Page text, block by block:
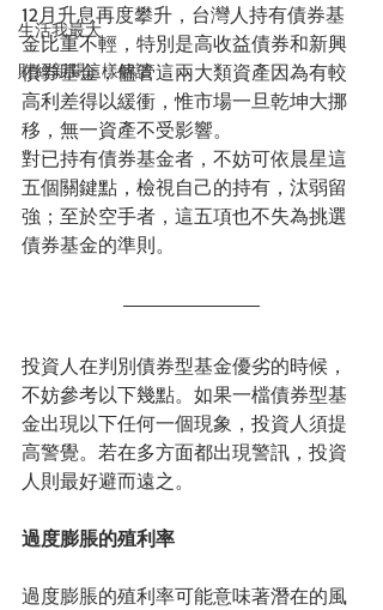
生活我最大
財經新聞這樣解讀
12月升息再度攀升，台灣人持有債券基
金比重不輕，特別是高收益債券和新興
債券基金，儘管這兩大類資產因為有較
高利差得以緩衝，惟市場一旦乾坤大挪
移，無一資產不受影響。
對已持有債券基金者，不妨可依晨星這
五個關鍵點，檢視自己的持有，汰弱留
強；至於空手者，這五項也不失為挑選
債券基金的準則。
投資人在判別債券型基金優劣的時候，
不妨參考以下幾點。如果一檔債券型基
金出現以下任何一個現象，投資人須提
高警覺。若在多方面都出現警訊，投資
人則最好避而遠之。
過度膨脹的殖利率
過度膨脹的殖利率可能意味著潛在的風